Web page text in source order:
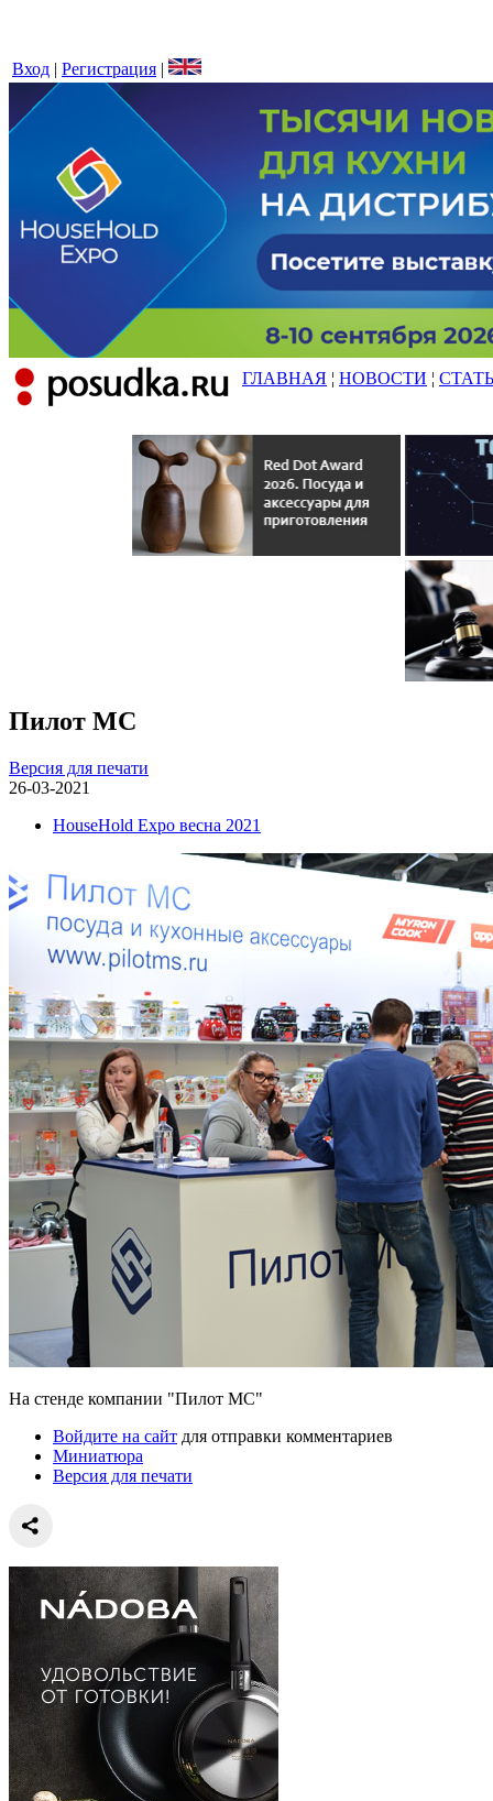
Вход | Регистрация |
ГЛАВНАЯ ¦ НОВОСТИ ¦
Пилот МС
Версия для печати
26-03-2021
HouseHold Expo весна 2021
На стенде компании "Пилот МС"
Войдите на сайт для отправки комментариев
Миниатюра
Версия для печати